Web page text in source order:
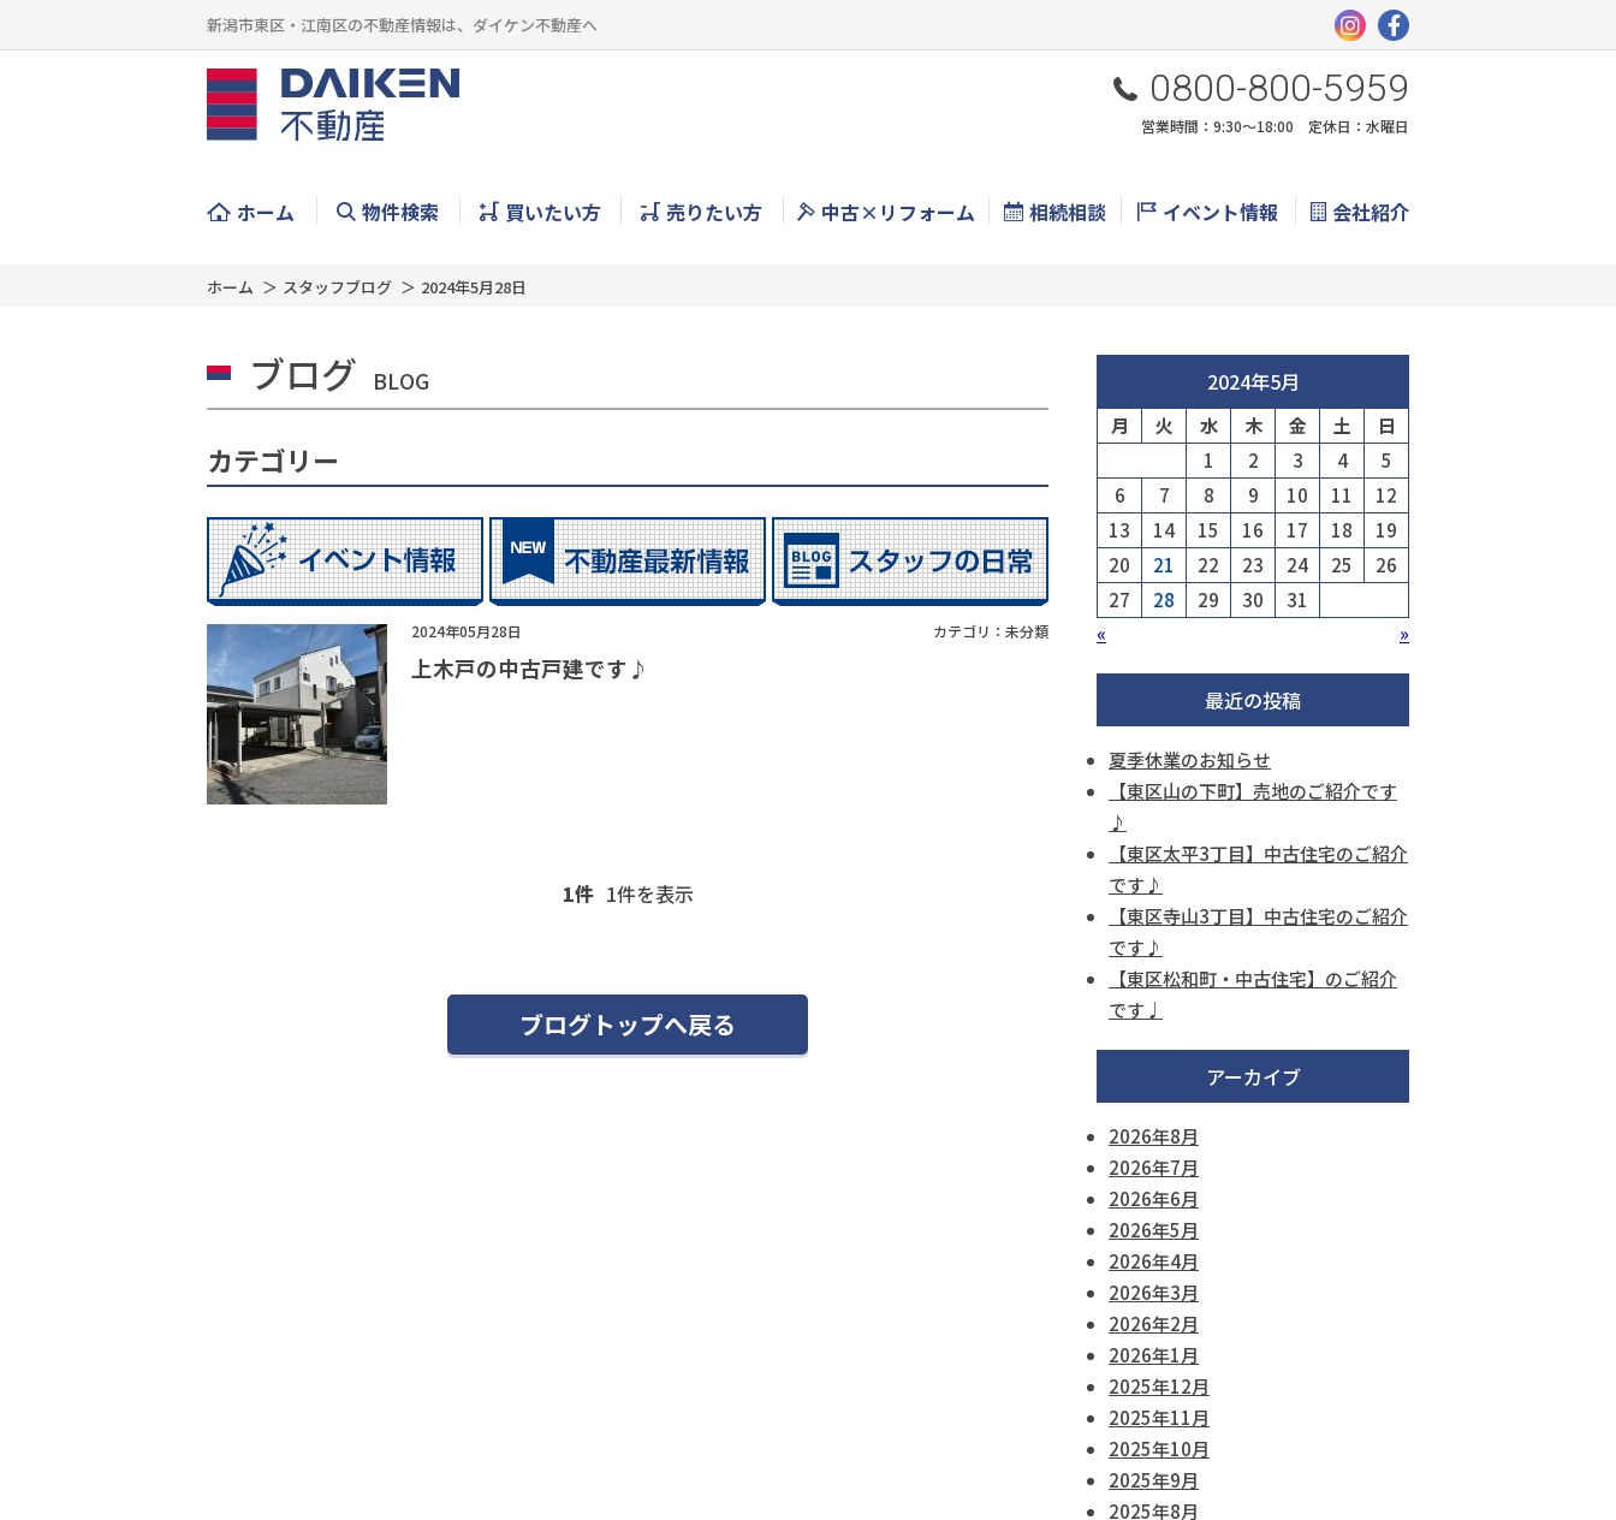
新潟市東区・江南区の不動産情報は、ダイケン不動産へ
0800-800-5959
営業時間：9:30〜18:00 定休日：水曜日
ホーム 物件検索 買いたい方 売りたい方 中古×リフォーム 相続相談 イベント情報 会社紹介
ホーム スタッフブログ 2024年5月28日
ブログ BLOG
カテゴリー
2024年05月28日 カテゴリ： 未分類
上木戸の中古戸建です♪
1件 1件を表示
ブログトップへ戻る
2024年5月
月 火 水 木 金 土
日
1
2 3 4
5
6
7 8 9 10 11
12
13
14 15 16 17 18
19
20
21 22 23 24 25
26
27
28 29 30
31
«
»
最近の投稿
夏季休業のお知らせ
【東区山の下町】売地のご紹介です
♪
【東区太平3丁目】中古住宅のご紹介
です♪
【東区寺山3丁目】中古住宅のご紹介
です♪
【東区松和町・中古住宅】のご紹介
です♩
アーカイブ
2026年8月
2026年7月
2026年6月
2026年5月
2026年4月
2026年3月
2026年2月
2026年1月
2025年12月
2025年11月
2025年10月
2025年9月
2025年8月